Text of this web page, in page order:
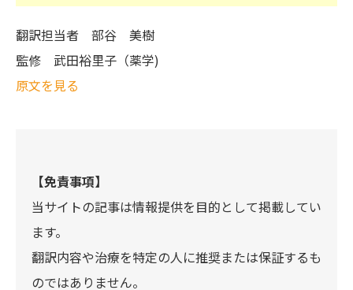
翻訳担当者 部谷 美樹
監修 武田裕里子（薬学)
原文を見る
【免責事項】
当サイトの記事は情報提供を目的として掲載してい
ます。
翻訳内容や治療を特定の人に推奨または保証するも
のではありません。